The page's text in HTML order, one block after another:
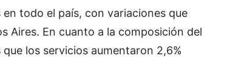
todo el país, con variaciones que
Aires. En cuanto a la composición del
los servicios aumentaron 2,6%